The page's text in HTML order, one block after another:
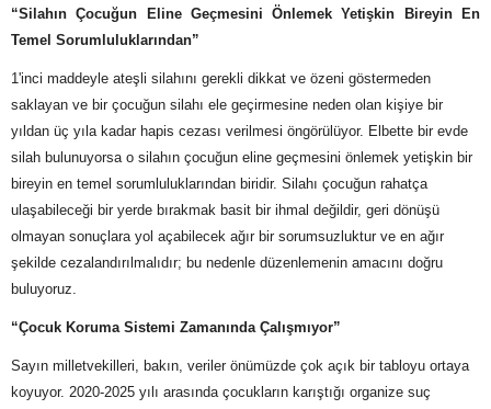
“Silahın Çocuğun Eline Geçmesini Önlemek Yetişkin Bireyin En
Temel Sorumluluklarından”
1'inci maddeyle ateşli silahını gerekli dikkat ve özeni göstermeden
saklayan ve bir çocuğun silahı ele geçirmesine neden olan kişiye bir
yıldan üç yıla kadar hapis cezası verilmesi öngörülüyor. Elbette bir evde
silah bulunuyorsa o silahın çocuğun eline geçmesini önlemek yetişkin bir
bireyin en temel sorumluluklarından biridir. Silahı çocuğun rahatça
ulaşabileceği bir yerde bırakmak basit bir ihmal değildir, geri dönüşü
olmayan sonuçlara yol açabilecek ağır bir sorumsuzluktur ve en ağır
şekilde cezalandırılmalıdır; bu nedenle düzenlemenin amacını doğru
buluyoruz.
“Çocuk Koruma Sistemi Zamanında Çalışmıyor”
Sayın milletvekilleri, bakın, veriler önümüzde çok açık bir tabloyu ortaya
koyuyor. 2020-2025 yılı arasında çocukların karıştığı organize suç